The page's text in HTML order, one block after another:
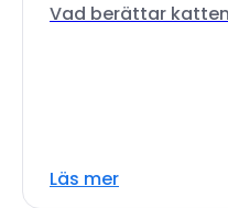
Vad berättar
Läs mer